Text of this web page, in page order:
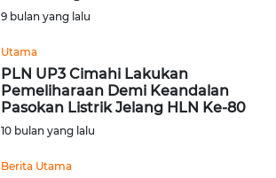
9 bulan yang lalu
Utama
PLN UP3 Cimahi Lakukan
Pemeliharaan Demi Keandalan
Pasokan Listrik Jelang HLN Ke-80
10 bulan yang lalu
Berita Utama